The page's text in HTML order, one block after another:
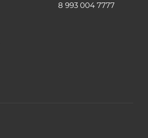
8 993 004 7777